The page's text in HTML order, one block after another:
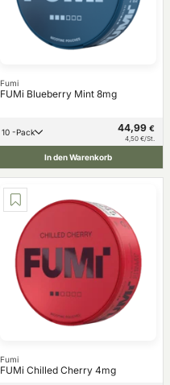
Fumi
FUMi Blueberry Mint 8mg
10 -Pack 44,99 €
4,50 €/St.
In den Warenkorb
Fumi
FUMi Chilled Cherry 4mg